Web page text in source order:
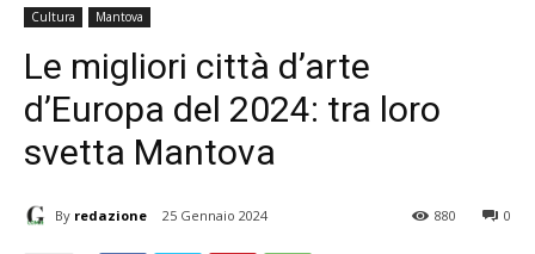
Cultura Mantova
Le migliori città d’arte
d’Europa del 2024: tra loro
svetta Mantova
By redazione 25 Gennaio 2024 0
880